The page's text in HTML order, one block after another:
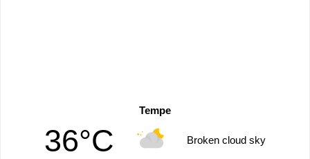
Tempe
36°C Broken cloud sky